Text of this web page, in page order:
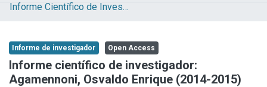
Explorar
Aportar material
Statistics
Informe Científico de Investigador
Informe de investigador Open Access
Informe científico de investigador:
Agamennoni, Osvaldo Enrique (2014-2015)